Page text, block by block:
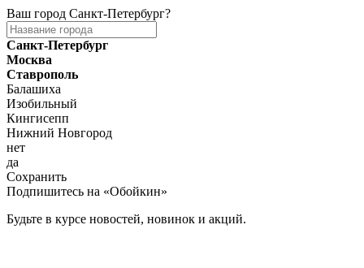
Ваш город Санкт-Петербург?
Санкт-Петербург
Москва
Ставрополь
Балашиха
Изобильный
Кингисепп
Нижний Новгород
нет
да
Сохранить
Подпишитесь на «Обойкин»
Будьте в курсе новостей, новинок и акций.